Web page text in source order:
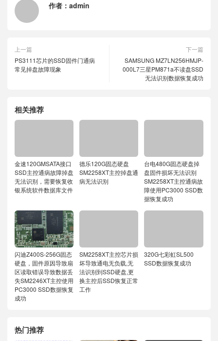
作者： admin
上一篇
PS3111芯片的SSD固件门通病
常见掉盘故障现象
下一篇
SAMSUNG MZ7LN256HMJP-
000L7三星PM871a不读盘SSD
无法识别数据恢复成功
相关推荐
金速120GMSATA接口
SSD主控通病故障掉盘
无法识别，需要恢复收
银系统软件数据库文件
德乐120G固态硬盘
SM2258XT主控掉盘通
病无法识别
台电480G固态硬盘掉
盘固件损坏无法识别
SM2258XT主控通病故
障使用PC3000 SSD数
据恢复成功
闪迪Z400S-256G固态
硬盘，固件原因导致扇
区读取错误导致数据丢
失SM2246XT主控使用
PC3000 SSD数据恢复
成功
SM2258XT主控芯片损
坏导致通电无负载,无
法识别到SSD硬盘,更
换主控后SSD恢复正常
工作
320G七彩虹SL500
SSD数据恢复成功
热门推荐